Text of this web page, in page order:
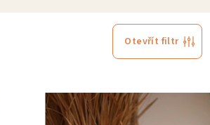
Otevřít filtr